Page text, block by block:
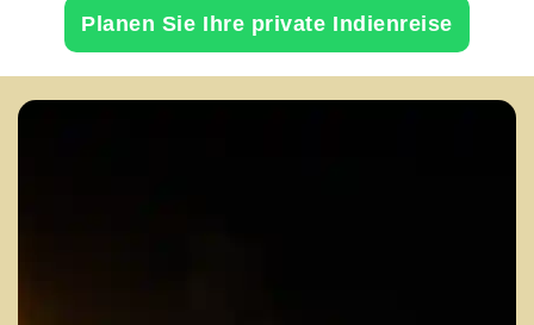
Planen Sie Ihre private Indienreise